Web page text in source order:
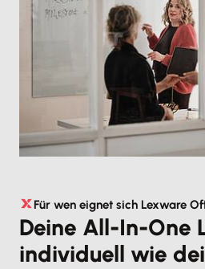
Für wen eignet sich Lexware
Deine All-In-One
individuell wie